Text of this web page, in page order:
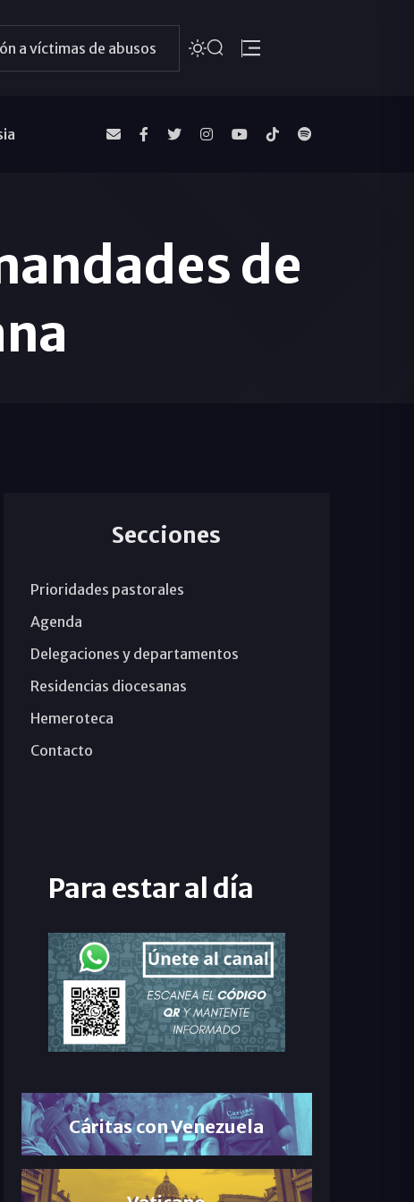
a víctimas de abusos
de
Secciones
Prioridades pastorales
Agenda
Delegaciones y departamentos
Residencias diocesanas
Hemeroteca
Contacto
Para estar al día
Cáritas con Venezuela